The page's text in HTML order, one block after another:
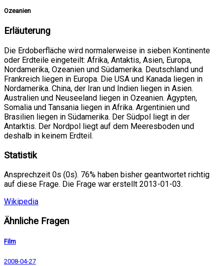
Ozeanien
Erläuterung
Die Erdoberfläche wird normalerweise in sieben Kontinente
oder Erdteile eingeteilt: Afrika, Antaktis, Asien, Europa,
Nordamerika, Ozeanien und Südamerika. Deutschland und
Frankreich liegen in Europa. Die USA und Kanada liegen in
Nordamerika. China, der Iran und Indien liegen in Asien.
Australien und Neuseeland liegen in Ozeanien. Ägypten,
Somalia und Tansania liegen in Afrika. Argentinien und
Brasilien liegen in Südamerika. Der Südpol liegt in der
Antarktis. Der Nordpol liegt auf dem Meeresboden und
deshalb in keinem Erdteil.
Statistik
Ansprechzeit 0s (0s). 76% haben bisher geantwortet richtig
auf diese Frage. Die Frage war erstellt 2013-01-03.
Wikipedia
Ähnliche Fragen
Film
2008-04-27